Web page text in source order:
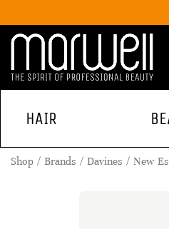
HAIR
Shop Brands Davines New